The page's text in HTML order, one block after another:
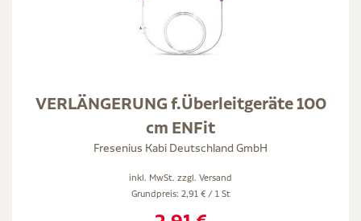
VERLÄNGERUNG f.Überleitgeräte 100
cm ENFit
Fresenius Kabi Deutschland GmbH
inkl. MwSt. zzgl. Versand
Grundpreis: 2,91 € / 1 St